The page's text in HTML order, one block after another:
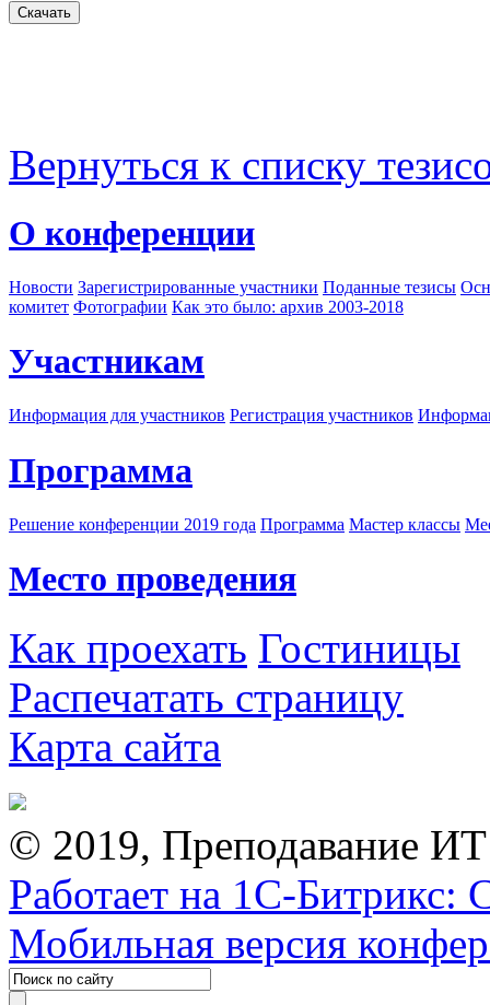
Вернуться к списку
О конференции
Новости Зарегистрированные участники Поданные тезисы
комитет Фотографии Как это было: архив 2003-2018
Участникам
Информация для участников Регистрация участников
Программа
Решение конференции 2019 года Программа Мастер классы
Место проведения
Как проехать Гостиницы
Распечатать страницу
Карта сайта
© 2019, Преподавание
Работает на 1С-Битрикс:
Мобильная версия